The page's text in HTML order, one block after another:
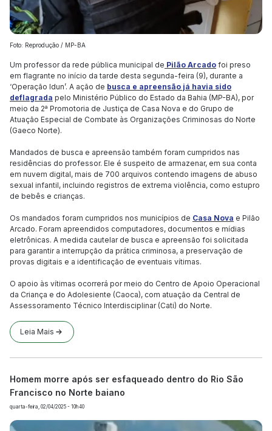
Foto: Reprodução / MP-BA
Um professor da rede pública municipal de Pilão Arcado foi preso
em flagrante no início da tarde desta segunda-feira (9), durante a
‘Operação Idun’. A ação de busca e apreensão já havia sido
deflagrada pelo Ministério Público do Estado da Bahia (MP-BA), por
meio da 2ª Promotoria de Justiça de Casa Nova e do Grupo de
Atuação Especial de Combate às Organizações Criminosas do Norte
(Gaeco Norte).
Mandados de busca e apreensão também foram cumpridos nas
residências do professor. Ele é suspeito de armazenar, em sua conta
em nuvem digital, mais de 700 arquivos contendo imagens de abuso
sexual infantil, incluindo registros de extrema violência, como estupro
de bebês e crianças.
Os mandados foram cumpridos nos municípios de Casa Nova e Pilão
Arcado. Foram apreendidos computadores, documentos e mídias
eletrônicas. A medida cautelar de busca e apreensão foi solicitada
para garantir a interrupção da prática criminosa, a preservação de
provas digitais e a identificação de eventuais vítimas.
O apoio às vítimas ocorrerá por meio do Centro de Apoio Operacional
da Criança e do Adolesiente (Caoca), com atuação da Central de
Assessoramento Técnico Interdisciplinar (Cati) do Norte.
Leia Mais
Homem morre após ser esfaqueado dentro do Rio São
Francisco no Norte baiano
quarta-feira, 02/04/2025 - 10h40